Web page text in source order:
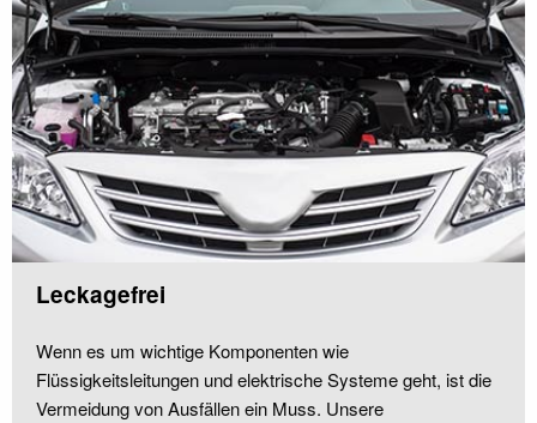
Leckagefrei
Wenn es um wichtige Komponenten wie
Flüssigkeitsleitungen und elektrische Systeme geht, ist die
Vermeidung von Ausfällen ein Muss. Unsere